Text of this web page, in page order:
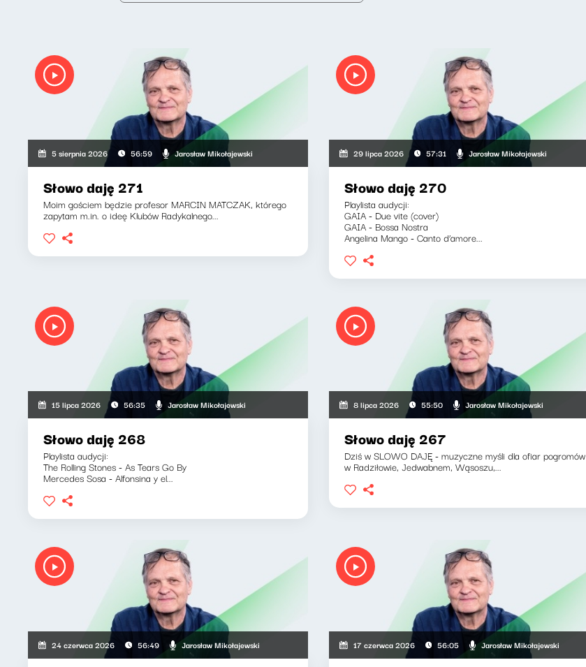
5 sierpnia 2026 56:59 Jarosław Mikołajewski
Słowo daję 271
Moim gościem będzie profesor MARCIN MATCZAK, którego
zapytam m.in. o ideę Klubów Radykalnego...
29 lipca 2026 57:31 Jarosław Mikołajewski
Słowo daję 270
Playlista audycji:
GAIA - Due vite (cover)
GAIA - Bossa Nostra
Angelina Mango - Canto d’amore...
15 lipca 2026 56:35 Jarosław Mikołajewski
Słowo daję 268
Playlista audycji:
The Rolling Stones - As Tears Go By
Mercedes Sosa - Alfonsina y el...
8 lipca 2026 55:50 Jarosław Mikołajewski
Słowo daję 267
Dziś w SLOWO DAJĘ - muzyczne myśli dla ofiar pogromów
w Radziłowie, Jedwabnem, Wąsoszu,...
24 czerwca 2026 56:49 Jarosław Mikołajewski 17 czerwca 2026 56:05 Jarosław Mikołajewski